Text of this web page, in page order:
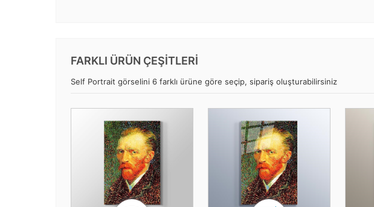
FARKLI ÜRÜN ÇEŞİTLERİ
Self Portrait görselini 6 farklı ürüne göre seçip, sipariş oluşturabilirsiniz